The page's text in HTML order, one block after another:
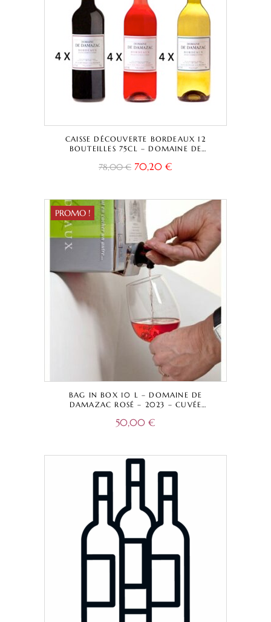
CAISSE DÉCOUVERTE BORDEAUX 12
BOUTEILLES 75CL – DOMAINE DE
A.O.C.
78,00€ 70,20 €
PROMO !
BAG IN BOX 10 L – DOMAINE DE
DAMAZAC ROSÉ – 2023 – CUVÉE
50,00 €